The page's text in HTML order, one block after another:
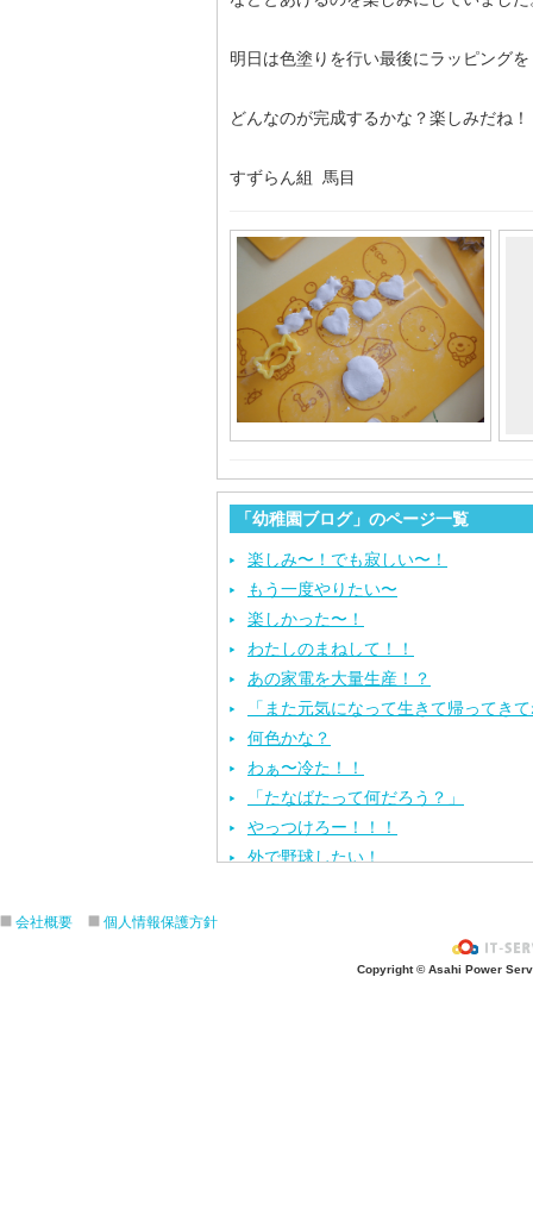
明日は色塗りを行い最後にラッピング
どんなのが完成するかな？楽しみだね！
すずらん組 馬目
「幼稚園ブログ」のページ一覧
楽しみ〜！でも寂しい〜！
もう一度やりたい〜
楽しかった〜！
わたしのまねして！！
あの家電を大量生産！？
「また元気になって生きて帰ってき
何色かな？
わぁ〜冷た！！
「たなばたって何だろう？」
やっつけろー！！！
外で野球したい！
あの先生はだ〜れ？
会社概要 個人情報保護方針
Copyright © Asahi Power